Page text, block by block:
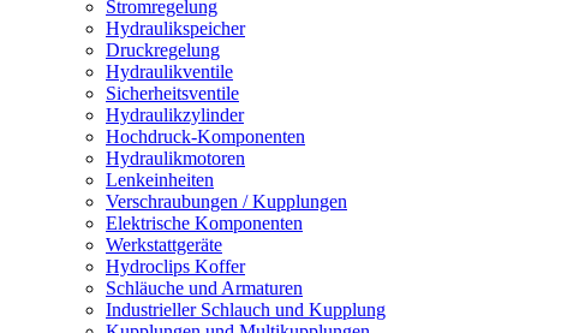
Stromregelung
Hydraulikspeicher
Druckregelung
Hydraulikventile
Sicherheitsventile
Hydraulikzylinder
Hochdruck-Komponenten
Hydraulikmotoren
Lenkeinheiten
Verschraubungen / Kupplungen
Elektrische Komponenten
Werkstattgeräte
Hydroclips Koffer
Schläuche und Armaturen
Industrieller Schlauch und Kupplung